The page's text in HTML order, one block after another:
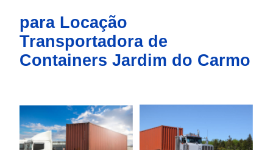
para Locação
Transportadora de
Containers Jardim do Carmo